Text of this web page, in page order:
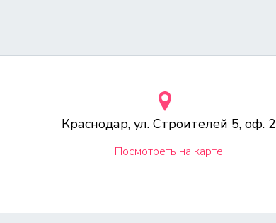
Краснодар, ул. Строителей 5, оф. 2
Посмотреть на карте